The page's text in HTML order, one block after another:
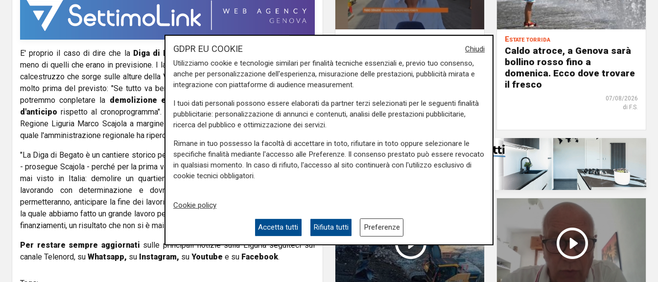
d
e
o
E' proprio il caso di dire che la Diga di Begato ha i giorni contati, che sono anche
meno di quelli che erano in previsione. I lavori di demolizione del mostro di acciaio e
calcestruzzo che sorge sulle alture della Valpolcevera, infatti, potrebbero concludersi
molto prima del previsto: "Se tutto va bene e non ci saranno ritardi dovuti al meteo,
potremmo conpletare la demolizione entro la fine di ottobre, condue mesi
d'anticipo rispetto al cronoprogramma". Ad annunciarlo è l'assessore all'edilizia di
Regione Liguria Marco Scajola a margine della conferenza "Un anno di Giunta", nella
quale l'amministrazione regionale ha ripercorso il suo primo anno di mandato.
"La Diga di Begato è un cantiere storico per la Liguria ma lo è anche a livello nazionale
- prosegue Scajola - perché per la prima volta la Liguria ha fatto qualcosa che non si è
mai visto in Italia: demolire un quartiere per ricostruirlo con qualità. Noi stiamo
lavorando con determinazione e dovremmo, se le condizioni meteo ce lo
permetteranno, anticipare la fine dei lavori per poi concentrarci sulla ricostruzione per
la quale abbiamo fatto un grande lavoro per avere tanti fondi. Porteremo 105 milioni di
finanziamenti, un risultato che non si è mai visto prima".
Per restare sempre aggiornati sulle principali notizie sulla Liguria seguiteci sul
canale Telenord, su Whatsapp, su Instagram, su Youtube e su Facebook.
L'intervista
Ponente): "Non
demonizziamo nessuno, ma
tolleranza zero verso chi
07/08/2026
Estate torrida
Caldo atroce, a Genova sarà
bollino rosso fino a
domenica. Ecco dove trovare
il fresco
07/08/2026
di F.S.
Chiudi
GDPR EU COOKIE
Utilizziamo cookie e tecnologie similari per finalità tecniche essenziali e, previo tuo consenso,
anche per personalizzazione dell'esperienza, misurazione delle prestazioni, pubblicità mirata e
integrazione con piattaforme di audience measurement.
I tuoi dati personali possono essere elaborati da partner terzi selezionati per le seguenti finalità
pubblicitarie: personalizzazione di annunci e contenuti, analisi delle prestazioni pubblicitarie,
ricerca del pubblico e ottimizzazione dei servizi.
Rimane in tuo possesso la facoltà di accettare in toto, rifiutare in toto oppure selezionare le
specifiche finalità mediante l'accesso alle Preferenze. Il consenso prestato può essere revocato
in qualsiasi momento. In caso di rifiuto, l'accesso al sito continuerà con l'utilizzo esclusivo di
cookie tecnici obbligatori.
Cookie policy
Accetta tutti Rifiuta tutti Preferenze